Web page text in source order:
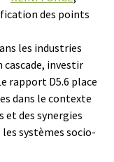
des points
les industries
investir
rapport D5.6 place
dans le contexte
et des synergies
systèmes socio-